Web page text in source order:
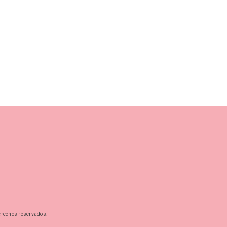
reservados.